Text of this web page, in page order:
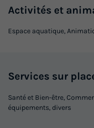
Activités et
Espace aquatique,
Services sur
Santé et Bien-être,
équipements, divers